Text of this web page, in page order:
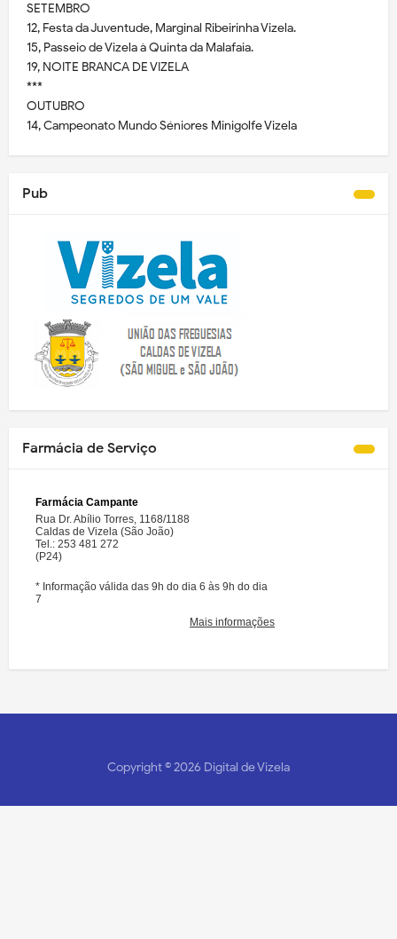
SETEMBRO
12, Festa da Juventude, Marginal Ribeirinha Vizela.
15, Passeio de Vizela à Quinta da Malafaia.
19, NOITE BRANCA DE VIZELA
***
OUTUBRO
14, Campeonato Mundo Séniores Minigolfe Vizela
Pub
Farmácia de Serviço
Copyright ©2026 Digital de Vizela